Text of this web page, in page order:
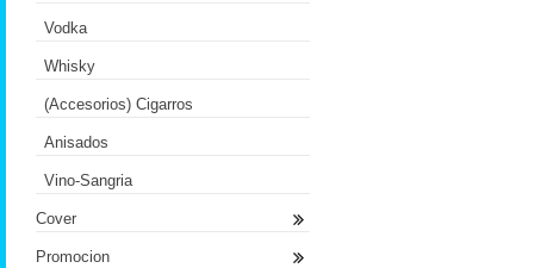
Vodka
Whisky
(Accesorios) Cigarros
Anisados
Vino-Sangria
Cover
Promocion